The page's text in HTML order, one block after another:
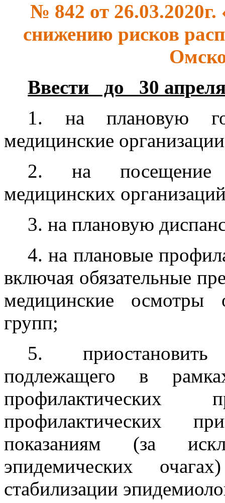
№ 842 от
снижению рисков
Ввести до 30
1. на плановую
медицинские
2. на посещение
медицинских
3. на плановую
4. на плановые
включая обязательные
медицинские осмотры
групп;
5.
подлежащего в
профилактических
показаниям (за
эпидемических
стабилизации